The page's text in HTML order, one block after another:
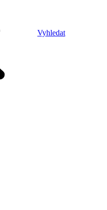
Vyhledat